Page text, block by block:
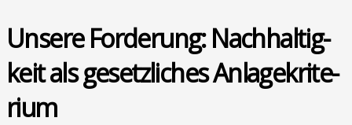
Unse­re For­de­rung: Nach­hal­tig­
keit als gesetz­li­ches Anla­ge­kri­te­
ri­um